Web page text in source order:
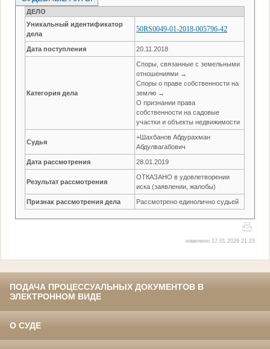
ДЕЛО
Уникальный идентификатор
дела
50RS0049-01-2018-005796-42
Дата поступления 20.11.2018
Категория дела
Споры, связанные с земельными
отношениями →
Споры о праве собственности на
землю →
О признании права
собственности на садовые
участки и объекты недвижимости
Судья
+Шахбанов Абдурахман
Абдулвагабович
Дата рассмотрения 28.01.2019
Результат рассмотрения
ОТКАЗАНО в удовлетворении
иска (заявлении, жалобы)
Признак рассмотрения дела Рассмотрено единолично судьей
изменено 17.01.2026 21:23
ПОДАЧА ПРОЦЕССУАЛЬНЫХ ДОКУМЕНТОВ В
ЭЛЕКТРОННОМ ВИДЕ
О СУДЕ